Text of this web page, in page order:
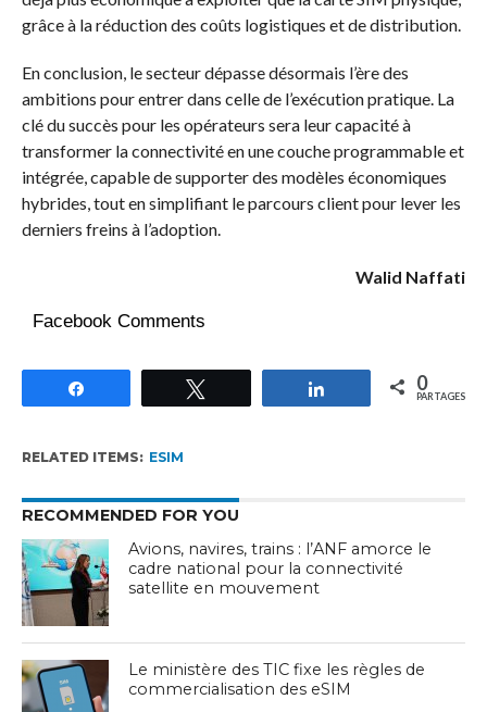
grâce à la réduction des coûts logistiques et de distribution.
En conclusion, le secteur dépasse désormais l’ère des
ambitions pour entrer dans celle de l’exécution pratique. La
clé du succès pour les opérateurs sera leur capacité à
transformer la connectivité en une couche programmable et
intégrée, capable de supporter des modèles économiques
hybrides, tout en simplifiant le parcours client pour lever les
derniers freins à l’adoption.
Walid Naffati
Facebook Comments
Partagez 0
PARTAGES
RELATED ITEMS: ESIM
RECOMMENDED FOR YOU
Avions, navires, trains : l’ANF amorce le
cadre national pour la connectivité
satellite en mouvement
Le ministère des TIC fixe les règles de
commercialisation des eSIM